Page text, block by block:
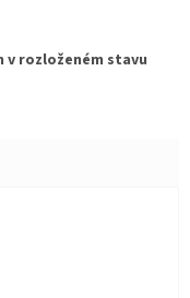
v rozloženém stavu